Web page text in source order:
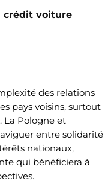
crédit voiture
des relations
pays voisins, surtout
La Pologne et
entre solidarité
nationaux,
qui bénéficiera à